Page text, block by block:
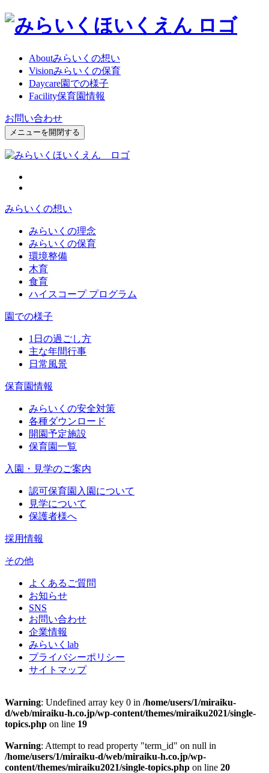
Aboutみらいくの想い
Visionみらいくの保育
Daycare園での様子
Facility保育園情報
お問い合わせ
メニューを開閉する
みらいくの想い
みらいくの理念
みらいくの保育
環境整備
木育
食育
ハイスコープ プログラム
園での様子
1日の過ごし方
主な年間行事
日常風景
保育園情報
みらいくの安全対策
各種ダウンロード
開園予定施設
保育園一覧
入園・見学のご案内
認可保育園入園について
見学について
保護者様へ
採用情報
その他
よくあるご質問
お知らせ
SNS
お問い合わせ
企業情報
みらいくlab
プライバシーポリシー
サイトマップ
Warning: Undefined array key 0 in /home/users/1/miraiku-
d/web/miraiku-h.co.jp/wp-content/themes/miraiku2021/single-
topics.php on line 19
Warning: Attempt to read property "term_id" on null in
/home/users/1/miraiku-d/web/miraiku-h.co.jp/wp-
content/themes/miraiku2021/single-topics.php on line 20